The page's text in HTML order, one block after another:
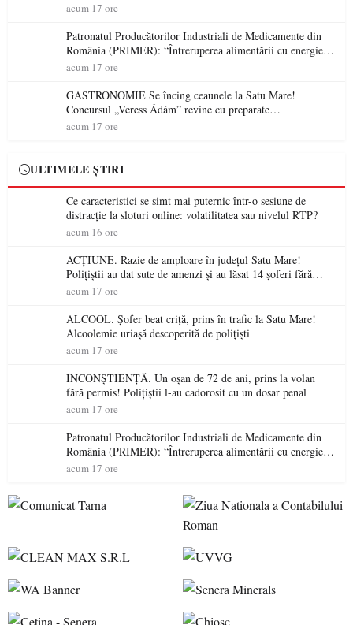
acum 17 ore
Patronatul Producătorilor Industriali de Medicamente din
România (PRIMER): “Întreruperea alimentării cu energie
electrică a fabricilor de medicamente va pune în pericol
acum 17 ore
GASTRONOMIE Se încing ceaunele la Satu Mare!
Concursul „Veress Ádám” revine cu preparate
spectaculoase, premii și un jurat de renume
acum 17 ore
ULTIMELE ȘTIRI
Ce caracteristici se simt mai puternic într-o sesiune de
distracție la sloturi online: volatilitatea sau nivelul RTP?
acum 16 ore
ACȚIUNE. Razie de amploare în județul Satu Mare!
Polițiștii au dat sute de amenzi și au lăsat 14 șoferi fără
permis într-o singură zi
acum 17 ore
ALCOOL. Șofer beat criță, prins în trafic la Satu Mare!
Alcoolemie uriașă descoperită de polițiști
acum 17 ore
INCONȘTIENȚĂ. Un oșan de 72 de ani, prins la volan
fără permis! Polițiștii l-au cadorosit cu un dosar penal
acum 17 ore
Patronatul Producătorilor Industriali de Medicamente din
România (PRIMER): “Întreruperea alimentării cu energie
electrică a fabricilor de medicamente va pune în pericol
acum 17 ore